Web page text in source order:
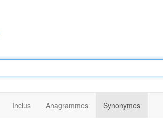
Inclus Anagrammes Synonymes